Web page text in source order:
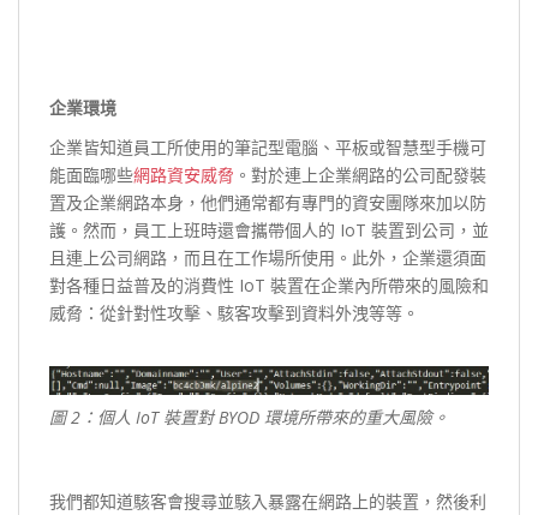
企業環境
企業皆知道員工所使用的筆記型電腦、平板或智慧型手機可
能面臨哪些網路資安威脅 。對於連上企業網路的公司配發裝
置及企業網路本身，他們通常都有專門的資安團隊來加以防
護。然而，員工上班時還會攜帶個人的 IoT 裝置到公司，並
且連上公司網路，而且在工作場所使用。此外，企業還須面
對各種日益普及的消費性 IoT 裝置在企業內所帶來的風險和
威脅：從針對性攻擊、駭客攻擊到資料外洩等等。
圖 2：個人 IoT 裝置對 BYOD 環境所帶來的重大風險。
我們都知道駭客會搜尋並駭入暴露在網路上的裝置，然後利